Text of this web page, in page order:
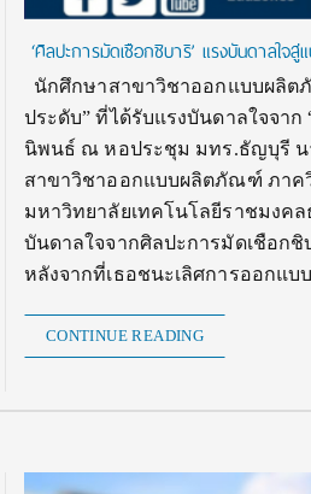
‘ศิลปะการมัดเชือกชิบาริ’ แรงบันดาลใ
นักศึกษาสาขาวิชาออกแบบผลิ
ประดับ” ที่ได้รับแรงบันดาลใจจา
นิพนธ์ ณ หอประชุม มทร.ธัญบุรี น
สาขาวิชาออกแบบผลิตภัณฑ์ ภาค
มหาวิทยาลัยเทคโนโลยีราชมงค
บันดาลใจจากศิลปะการมัดเชือก
หลังจากที่เธอชนะเลิศการออกแบ
CONTINUE READING